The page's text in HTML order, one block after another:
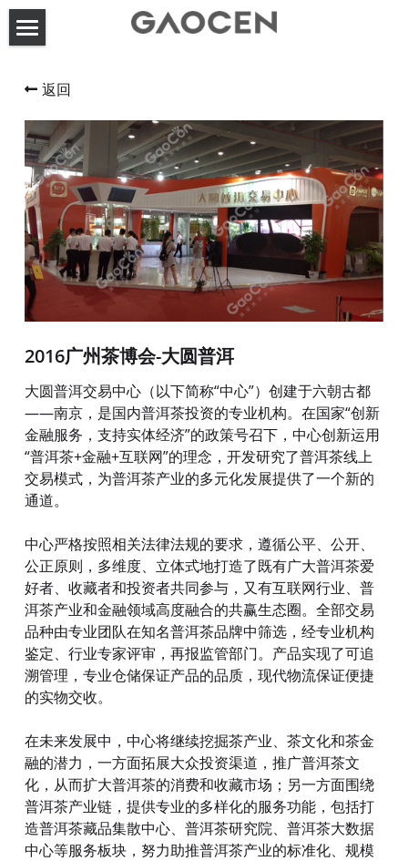
关于高呈
服务案例
展台设计搭建
活动策划执行
联系方式
搜索
返回
2016广州茶博会-大圆普洱
大圆普洱交易中心（以下简称“中心”）创建于六朝古都
——南京，是国内普洱茶投资的专业机构。在国家“创新
金融服务，支持实体经济”的政策号召下，中心创新运用
“普洱茶+金融+互联网”的理念，开发研究了普洱茶线上
交易模式，为普洱茶产业的多元化发展提供了一个新的
通道。
中心严格按照相关法律法规的要求，遵循公平、公开、
公正原则，多维度、立体式地打造了既有广大普洱茶爱
好者、收藏者和投资者共同参与，又有互联网行业、普
洱茶产业和金融领域高度融合的共赢生态圈。全部交易
品种由专业团队在知名普洱茶品牌中筛选，经专业机构
鉴定、行业专家评审，再报监管部门。产品实现了可追
溯管理，专业仓储保证产品的品质，现代物流保证便捷
的实物交收。
在未来发展中，中心将继续挖掘茶产业、茶文化和茶金
融的潜力，一方面拓展大众投资渠道，推广普洱茶文
化，从而扩大普洱茶的消费和收藏市场；另一方面围绕
普洱茶产业链，提供专业的多样化的服务功能，包括打
造普洱茶藏品集散中心、普洱茶研究院、普洱茶大数据
中心等服务板块，努力助推普洱茶产业的标准化、规模